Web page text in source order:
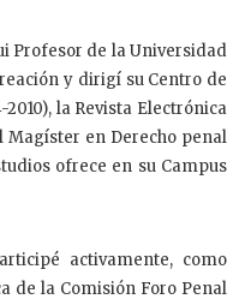
Profesor de la Universidad
y dirigí su Centro de
la Revista Electrónica
Magíster en Derecho penal
ofrece en su Campus
activamente, como
de la Comisión Foro Penal